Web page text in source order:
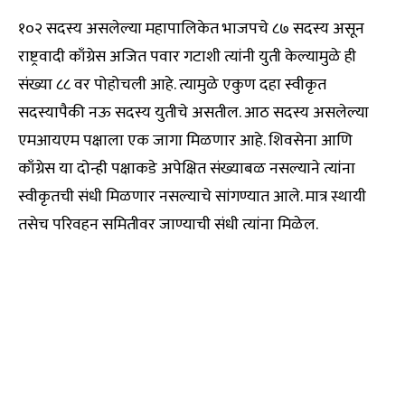
१०२ सदस्य असलेल्या महापालिकेत भाजपचे ८७ सदस्य असून
राष्ट्रवादी काँग्रेस अजित पवार गटाशी त्यांनी युती केल्यामुळे ही
संख्या ८८ वर पोहोचली आहे. त्यामुळे एकुण दहा स्वीकृत
सदस्यापैकी नऊ सदस्य युतीचे असतील. आठ सदस्य असलेल्या
एमआयएम पक्षाला एक जागा मिळणार आहे. शिवसेना आणि
काँग्रेस या दोन्ही पक्षाकडे अपेक्षित संख्याबळ नसल्याने त्यांना
स्वीकृतची संधी मिळणार नसल्याचे सांगण्यात आले. मात्र स्थायी
तसेच परिवहन समितीवर जाण्याची संधी त्यांना मिळेल.